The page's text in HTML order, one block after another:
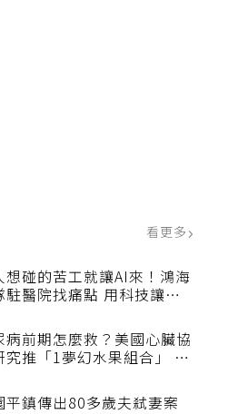
看更多
想碰的苦工就讓AI來！鴻海
駐醫院找痛點 用科技讓醫
病前期怎麼救？美國心臟協
究推「1夢幻水果組合」 酪